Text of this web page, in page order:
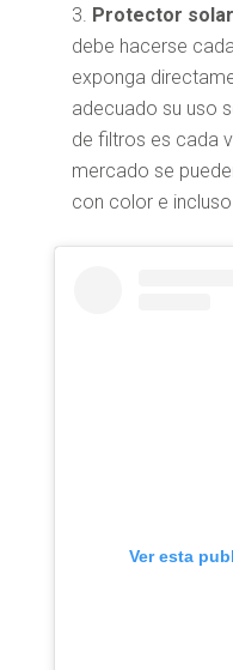
Protector solar
debe hacerse
exponga
adecuado su uso
de filtros es cada
mercado se
con color e
Ver esta